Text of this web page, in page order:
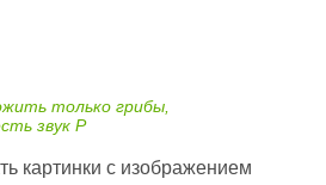
только грибы,
звук Р
картинки с изображением